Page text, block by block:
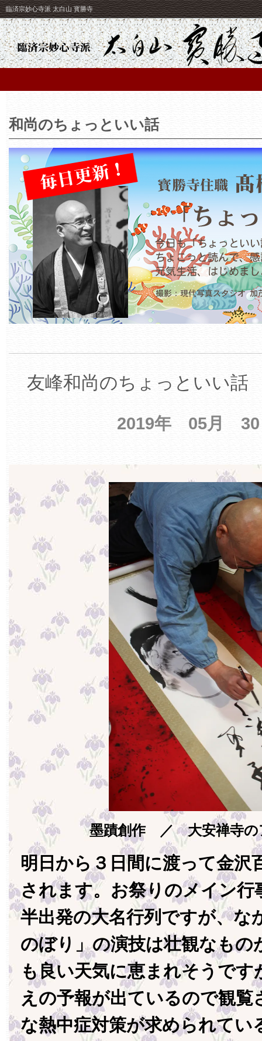
臨済宗妙心寺派 太白山 寳勝寺
和尚のちょっといい話
友峰和尚のちょっといい話
2019年 05月
墨蹟創作 ／ 大安禅寺の
明日から３日間に渡って金沢
されます。お祭りのメイン行
半出発の大名行列ですが、な
のぼり」の演技は壮観なもの
も良い天気に恵まれそうで
えの予報が出ているので観覧
な熱中症対策が求められてい